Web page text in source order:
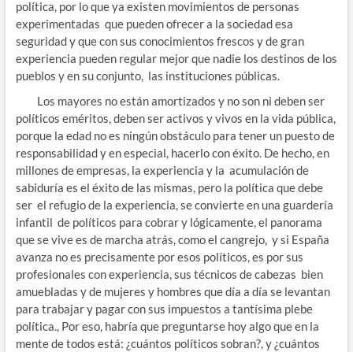
política, por lo que ya existen movimientos de personas
experimentadas que pueden ofrecer a la sociedad esa
seguridad y que con sus conocimientos frescos y de gran
experiencia pueden regular mejor que nadie los destinos de los
pueblos y en su conjunto, las instituciones públicas.
Los mayores no están amortizados y no son ni deben ser
políticos eméritos, deben ser activos y vivos en la vida pública,
porque la edad no es ningún obstáculo para tener un puesto de
responsabilidad y en especial, hacerlo con éxito. De hecho, en
millones de empresas, la experiencia y la acumulación de
sabiduría es el éxito de las mismas, pero la política que debe
ser el refugio de la experiencia, se convierte en una guardería
infantil de políticos para cobrar y lógicamente, el panorama
que se vive es de marcha atrás, como el cangrejo, y si España
avanza no es precisamente por esos políticos, es por sus
profesionales con experiencia, sus técnicos de cabezas bien
amuebladas y de mujeres y hombres que día a día se levantan
para trabajar y pagar con sus impuestos a tantísima plebe
política., Por eso, habría que preguntarse hoy algo que en la
mente de todos está: ¿cuántos políticos sobran?, y ¿cuántos